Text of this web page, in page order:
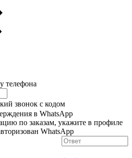
телефона
звонок с кодом
в WhatsApp
по заказам, укажите в профиле
WhatsApp